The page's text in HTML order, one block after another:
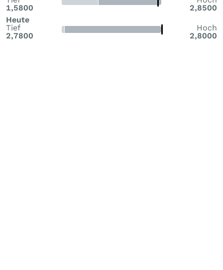
1,5800
2,8500
Heute
Tief
2,7800
Hoch
2,8000